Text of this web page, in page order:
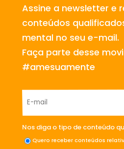
Assine a newsletter e
conteúdos
mental no seu e-mail.
Faça parte desse
#amesuamente
Nos diga o tipo de conteúdo
Quero receber conteúdos